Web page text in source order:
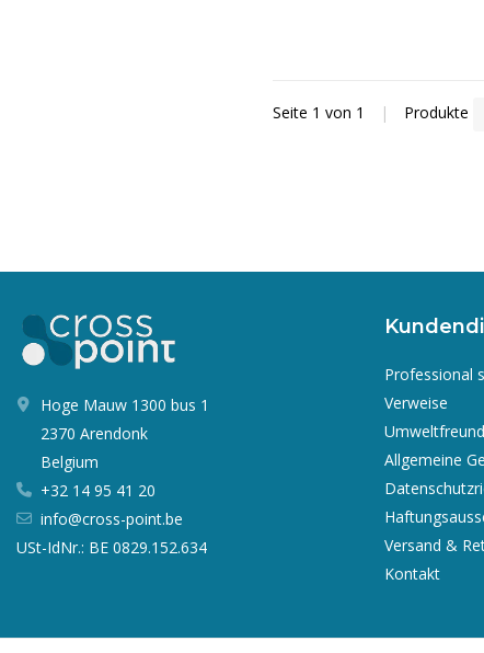
Seite 1 von 1 | Produkte
Hoge Mauw 1300 bus 1
2370 Arendonk
Belgium
+32 14 95 41 20
info@cross-point.be
USt-IdNr.: BE 0829.152.634
Professional
Verweise
Allgemeine
Versand &
Kontakt